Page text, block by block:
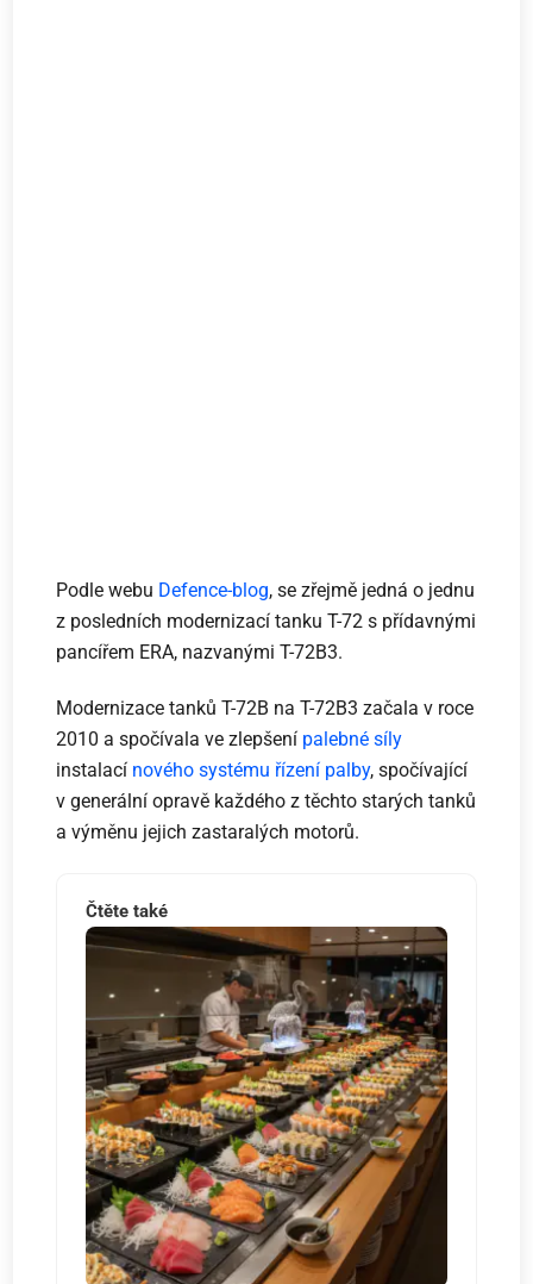
Podle webu Defence-blog, se zřejmě jedná o jednu
z posledních modernizací tanku T-72 s přídavnými
pancířem ERA, nazvanými T-72B3.
Modernizace tanků T-72B na T-72B3 začala v roce
2010 a spočívala ve zlepšení palebné síly
instalací nového systému řízení palby, spočívající
v generální opravě každého z těchto starých tanků
a výměnu jejich zastaralých motorů.
Čtěte také